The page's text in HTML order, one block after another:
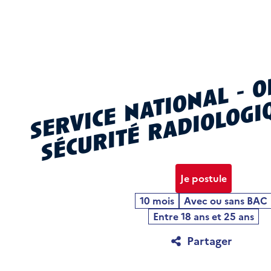
Je postule
10 mois
Avec ou sans BAC
Entre 18 ans et 25 ans
Partager